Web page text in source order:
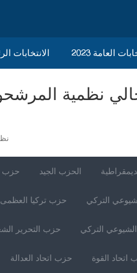
الانتخابات العامة 2023
حزب الحزب الجيد
حزب تركيا العظمى التركي
حزب التحرير التركي
حزب اتحاد العدالة اتحاد القوة